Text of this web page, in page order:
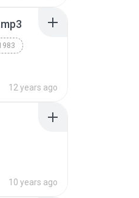
12 years ago
10 years ago